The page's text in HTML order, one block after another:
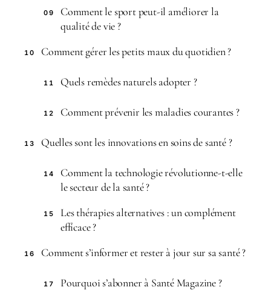
09
Comment le sport peut-il améliorer la
qualité de vie ?
10 Comment gérer les petits maux du quotidien ?
11 Quels remèdes naturels adopter ?
12 Comment prévenir les maladies courantes ?
13 Quelles sont les innovations en soins de santé ?
14
Comment la technologie révolutionne-t-elle
le secteur de la santé ?
15
Les thérapies alternatives : un complément
efficace ?
16 Comment s’informer et rester à jour sur sa santé ?
17 Pourquoi s’abonner à Santé Magazine ?